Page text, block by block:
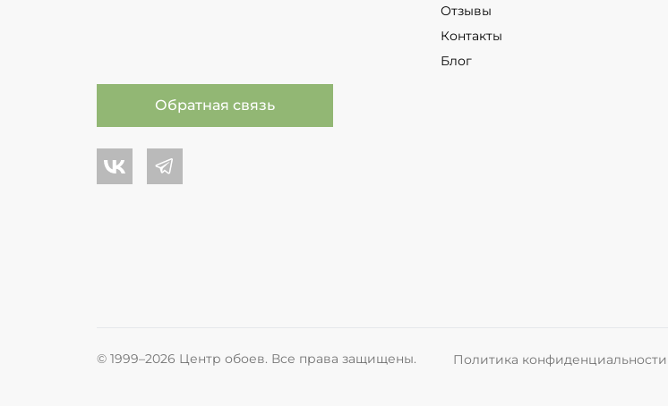
Отзывы
Контакты
Блог
Обратная связь
Центр обоев во Вконтакте
Центр обоев в Телеграме
© 1999–2026 Центр обоев. Все права защищены. Политика конфиденциальности